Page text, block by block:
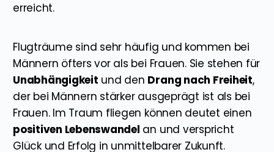
erreicht.
Flugträume sind sehr häufig und kommen bei
Männern öfters vor als bei Frauen. Sie stehen für
Unabhängigkeit und den Drang nach Freiheit,
der bei Männern stärker ausgeprägt ist als bei
Frauen. Im Traum fliegen können deutet einen
positiven Lebenswandel an und verspricht
Glück und Erfolg in unmittelbarer Zukunft.